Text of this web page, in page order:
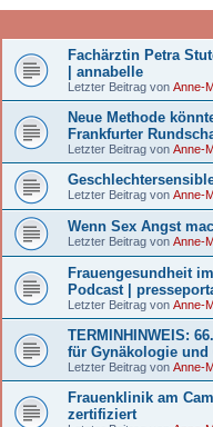
Fachärztin Petra
| annabelle
Letzter Beitrag von Anne-
Neue Methode
Frankfurter
Letzter Beitrag von Anne-
Letzter Beitrag von Anne-
Wenn Sex Angst
Letzter Beitrag von Anne-
Frauengesundheit
Podcast |
Letzter Beitrag von Anne-
TERMINHINWEIS:
für Gynäkologie
Letzter Beitrag von Anne-
Frauenklinik am
zertifiziert